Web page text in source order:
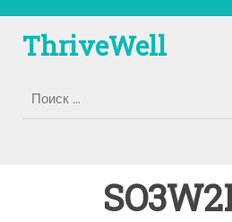
содержимому
ThriveWell